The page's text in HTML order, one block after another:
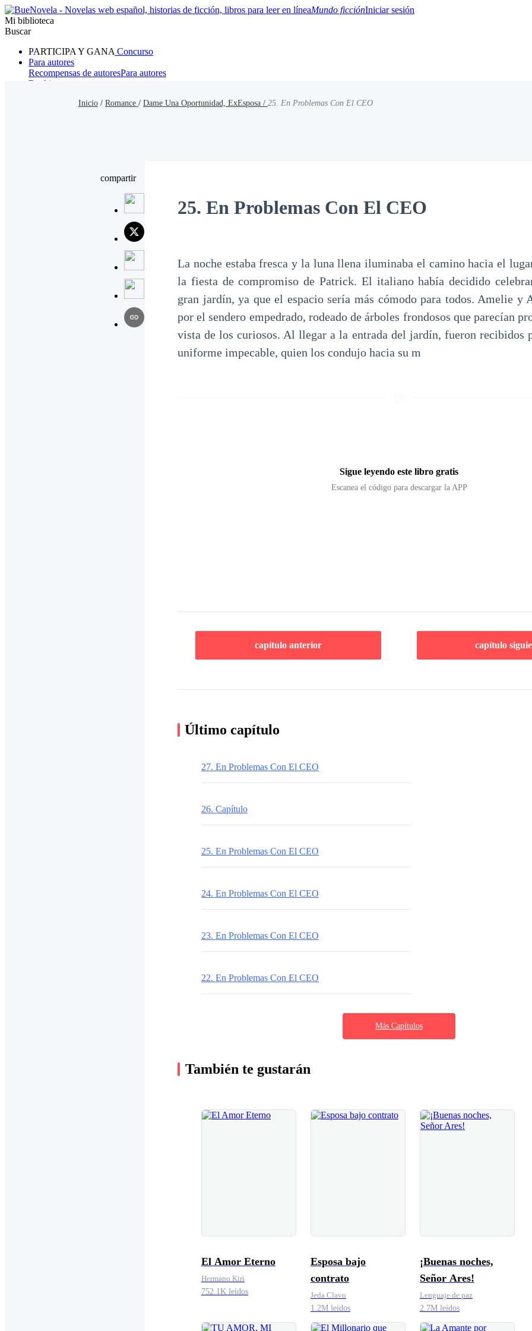
Mundo ficciónIniciar sesión
Mi biblioteca
Buscar
PARTICIPA Y GANA Concurso
Para autores
Recompensas de autoresPara autores
Ranking
Inicio / Romance / Dame Una Oportunidad, ExEsposa / 25. En Problemas Con El CEO
compartir
25. En Problemas Con El CEO
La noche estaba fresca y la luna llena iluminaba el camino hacia el
la fiesta de compromiso de Patrick. El italiano había decidido
gran jardín, ya que el espacio sería más cómodo para todos. Amelie y
por el sendero empedrado, rodeado de árboles frondosos que parecían
vista de los curiosos. Al llegar a la entrada del jardín, fueron recibidos
uniforme impecable, quien los condujo hacia su m
Sigue leyendo este libro gratis
Escanea el código para descargar la APP
capítulo anterior capítulo
Último capítulo
27. En Problemas Con El CEO
26. Capítulo
25. En Problemas Con El CEO
24. En Problemas Con El CEO
23. En Problemas Con El CEO
22. En Problemas Con El CEO
Más Capítulos
También te gustarán
El Amor Eterno
Hermano Kiri
752.1K leídos
Esposa bajo
contrato
Jeda Clavo
1.2M leídos
¡Buenas noches,
Señor Ares!
Lenguaje de paz
2.7M leídos